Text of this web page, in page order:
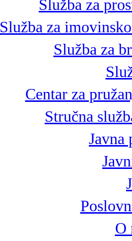
Služba za
Služba za
Služba za
Centar za
Stručna
Javna
O